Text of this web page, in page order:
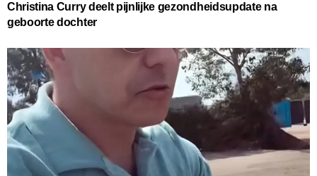
Christina Curry deelt pijnlijke gezondheidsupdate na
geboorte dochter